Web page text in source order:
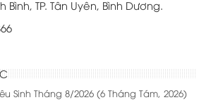
Bình, TP. Tân Uyên, Bình Dương.
Sinh Tháng 8/2026(6 Tháng Tám, 2026)